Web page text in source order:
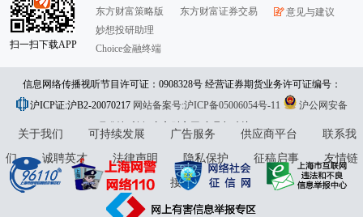
扫一扫下载APP
东方财富策略版
妙想投研助理
Choice金融终端
东方财富证券交易
意见与建议
信息网络传播视听节目许可证：0908328号 经营证券期货业务许可证编号：
913101046312860336 违法和不良信息举报:021-61278686 举报邮箱：
jubao@eastmoney.com
沪ICP证:沪B2-20070217 网站备案号:沪ICP备05006054号-11
沪公网安备
31010402000120号版权所有:东方财富网意见与建议:4000300059/952500
关于我们 可持续发展 广告服务 供应商平台
联系我
们
诚聘英才 法律声明 隐私保护 征稿启事
友情链
接